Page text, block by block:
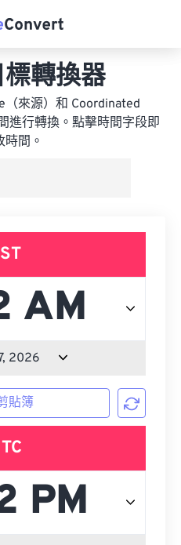
轉換器
（來源）和 Coordinated
進行轉換。點擊時間字段即
時間。
貼簿